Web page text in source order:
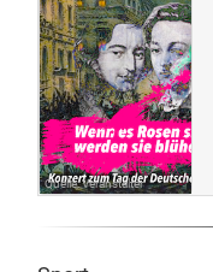
Quelle: Veranstalter